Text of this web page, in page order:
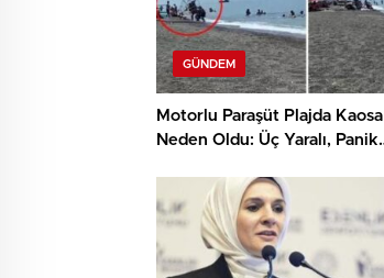
GÜNDEM
Motorlu Paraşüt Plajda Kaosa
Neden Oldu: Üç Yaralı, Panik